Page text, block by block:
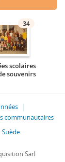
34
scolaires
souvenirs
communautaires
Suède
Sarl